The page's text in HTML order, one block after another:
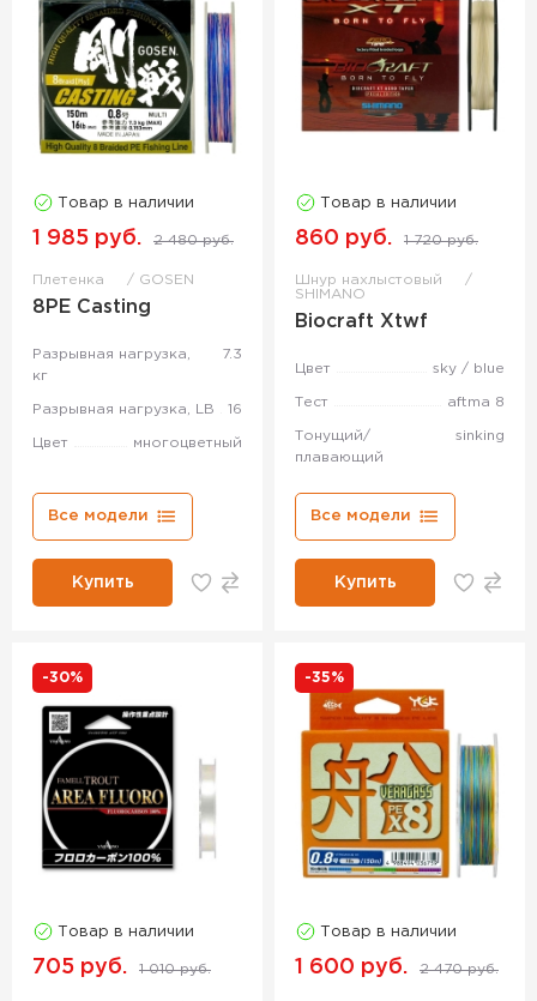
Товар в наличии
1 985 руб. 2 480 руб.
Плетенка GOSEN
8PE Casting
Разрывная нагрузка,
кг
7.3
Разрывная нагрузка, LB 16
Цвет многоцветный
Все модели
Купить
Товар в наличии
860 руб. 1 720 руб.
Шнур нахлыстовый
SHIMANO
Biocraft Xtwf
Цвет sky / blue
Тест aftma 8
Тонущий/
плавающий
sinking
Все модели
Купить
-30%
Товар в наличии
705 руб. 1 010 руб.
-35%
Товар в наличии
1 600 руб. 2 470 руб.